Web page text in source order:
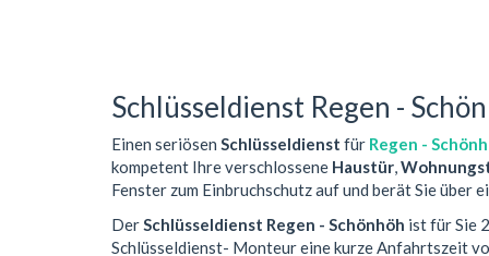
Schlüsseldienst Regen -
Einen seriösen Schlüsseldienst für Regen -
kompetent Ihre verschlossene Haustür,
Fenster zum Einbruchschutz auf und berät Sie über
DerSchlüsseldienst Regen - Schönhöh ist für Sie
Schlüsseldienst- Monteur eine kurze Anfahrtszeit